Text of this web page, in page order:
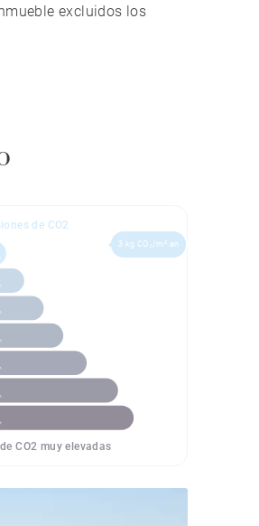
excluidos los
de CO2
CO2 muy elevadas
3 kg CO₂/m².an